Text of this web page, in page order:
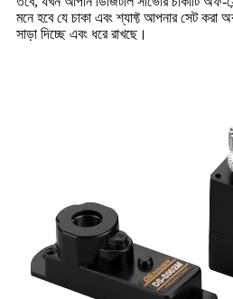
মনে হবে যে চাকা এবং শ্যাফ্ট আপনার সেট করা
সাড়া দিচ্ছে এবং ধরে রাখছে।